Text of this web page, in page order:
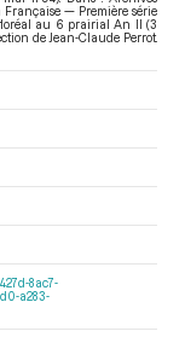
— Première série
floréal au 6 prairial An II (3
de Jean-Claude Perrot.
8ac7-
a283-